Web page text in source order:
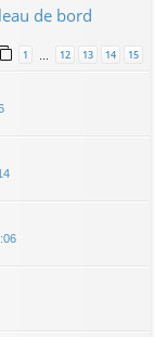
de bord
1 12 13 14 15